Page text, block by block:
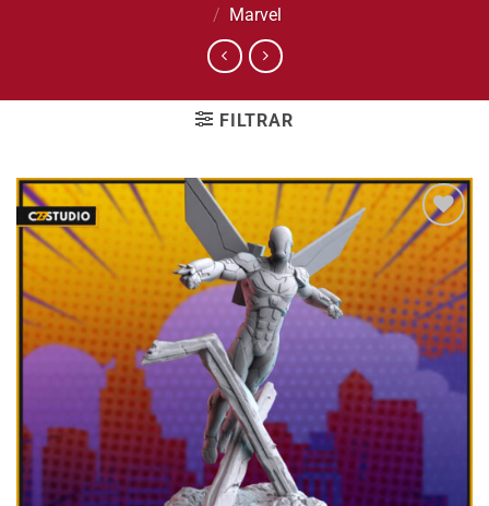
/ Marvel
FILTRAR
Añadir
a la
lista de
deseos